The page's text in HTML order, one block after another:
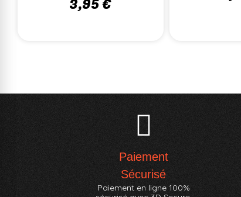
3,95 €
Paiement
Sécurisé
Paiement en ligne 100%